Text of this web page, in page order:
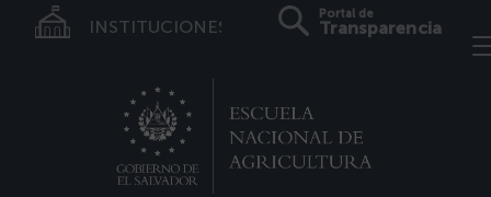
INSTITUCIONES
Portal de
Transparencia